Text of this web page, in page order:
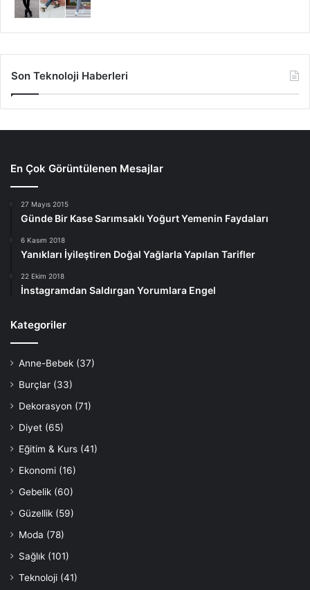
Son Teknoloji Haberleri
En Çok Görüntülenen Mesajlar
27 Mayıs 2015
Günde Bir Kase Sarımsaklı Yoğurt Yemenin Faydaları
6 Kasım 2018
Yanıkları İyileştiren Doğal Yağlarla Yapılan Tarifler
22 Ekim 2018
İnstagramdan Saldırgan Yorumlara Engel
Kategoriler
Anne-Bebek (37)
Burçlar (33)
Dekorasyon (71)
Diyet (65)
Eğitim & Kurs (41)
Ekonomi (16)
Gebelik (60)
Güzellik (59)
Moda (78)
Sağlık (101)
Teknoloji (41)